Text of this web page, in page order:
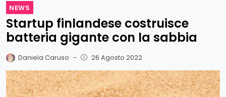
NEWS
Startup finlandese costruisce
batteria gigante con la sabbia
Daniela Caruso - 26 Agosto 2022